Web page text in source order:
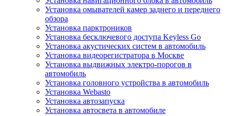
Установка омывателей камер заднего и переднего
обзора
Установка парктроников
Установка бесключевого доступа Keyless Go
Установка акустических систем в автомобиль
Установка видеорегистратора в Москве
Установка выдвижных электро-порогов в
автомобиль
Установка головного устройства в автомобиль
Установка Webasto
Установка автозапуска
Установка автосвета в автомобиле